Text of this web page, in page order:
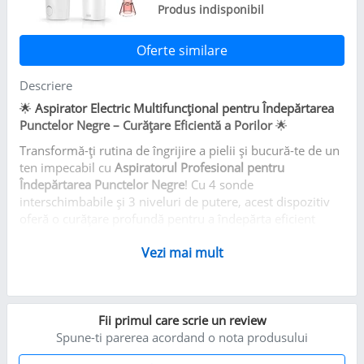
Produs indisponibil
Oferte similare
Descriere
🌟 Aspirator Electric Multifuncțional pentru Îndepărtarea
Punctelor Negre – Curățare Eficientă a Porilor🌟
Transformă-ți rutina de îngrijire a pielii și bucură-te de un
ten impecabil cu Aspiratorul Profesional pentru
Îndepărtarea Punctelor Negre! Cu 4 sonde
interschimbabile și 3 niveluri de putere, acest dispozitiv
🔹De ce ai nevoie de acest produs?
Acest aspirator inovativ folosește o aspirație puternică și
stabilă pentru a desfunda porii, reduce acneea și oferă
pielii un aspect curat, revitalizat și tânăr.
Vezi mai mult
Fii primul care scrie un review
Spune-ti parerea acordand o nota produsului